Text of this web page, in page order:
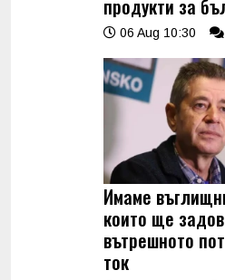
продукти за
06 Aug 10:30
Имаме
които ще
вътрешното
ток